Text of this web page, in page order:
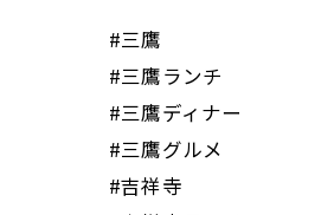
#三鷹
#三鷹ランチ
#三鷹ディナー
#三鷹グルメ
#吉祥寺